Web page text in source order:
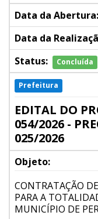
Data da Abertura:
Data da
Status:
Concluída
Prefeitura
EDITAL DO
054/2026 -
025/2026
Objeto:
CONTRATAÇÃO
PARA A
MUNICÍPIO DE